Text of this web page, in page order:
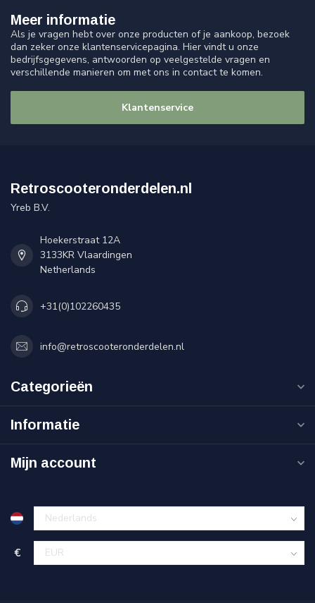
Meer informatie
Als je vragen hebt over onze producten of je aankoop, bezoek
dan zeker onze klantenservicepagina. Hier vindt u onze
bedrijfsgegevens, antwoorden op veelgestelde vragen en
verschillende manieren om met ons in contact te komen.
Klantenservice
Retroscooteronderdelen.nl
Yreb B.V.
Hoekerstraat 12A
3133KR Vlaardingen
Netherlands
+31(0)102260435
info@retroscooteronderdelen.nl
Categorieën
Informatie
Mijn account
€